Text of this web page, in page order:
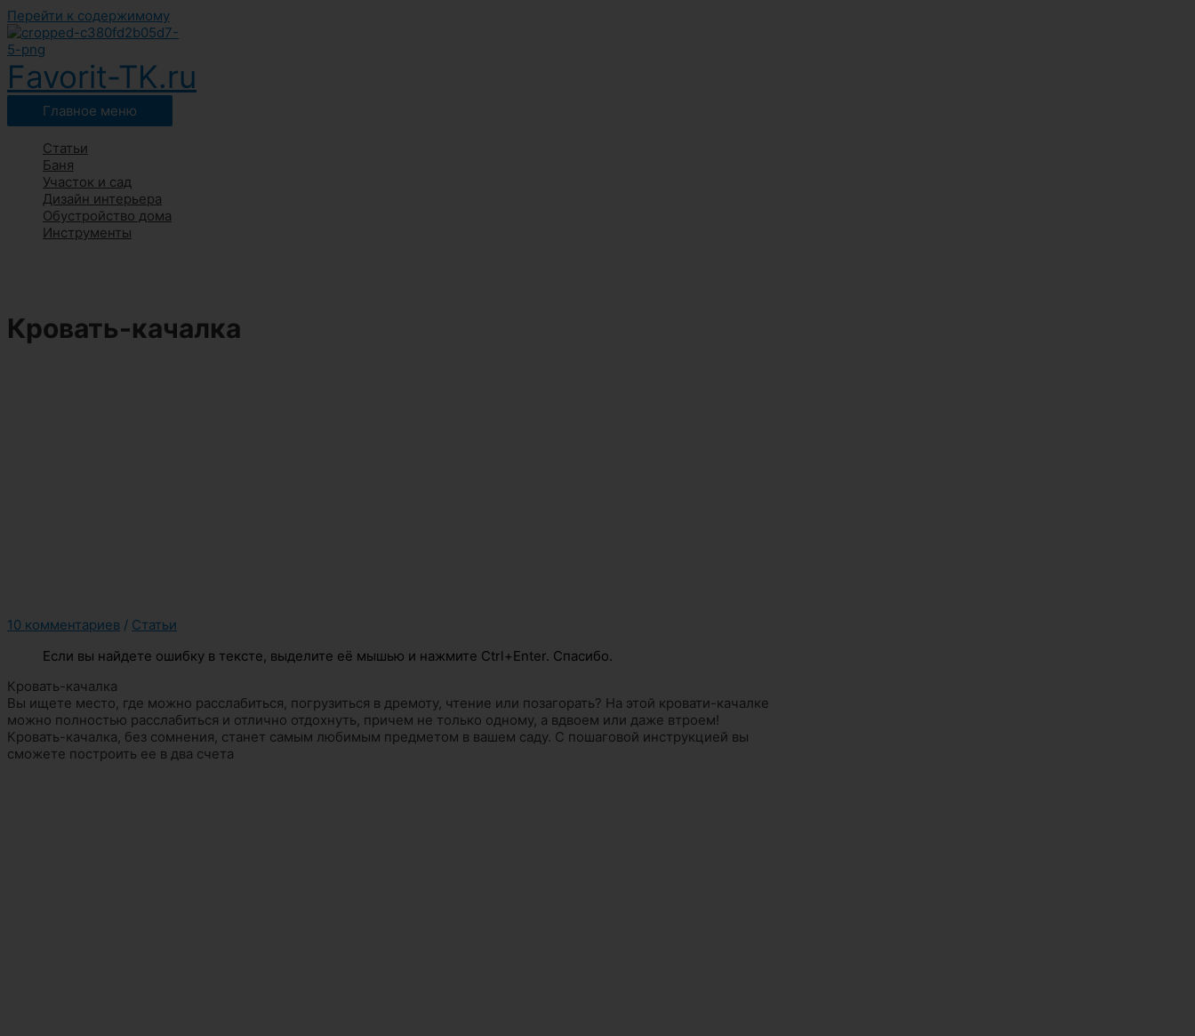
Перейти к содержимому
Favorit-TK.ru
Главное меню
Статьи
Баня
Участок и сад
Дизайн интерьера
Обустройство дома
Инструменты
Кровать-качалка
10 комментариев / Статьи
Если вы найдете ошибку в тексте, выделите её мышью и нажмите Ctrl+Enter. Спасибо.
Кровать-качалка
Вы ищете место, где можно расслабиться, погрузиться в дремоту, чтение или позагорать? На этой кровати-качалке
можно полностью расслабиться и отлично отдохнуть, причем не только одному, а вдвоем или даже втроем!
Кровать-качалка, без сомнения, станет самым любимым предметом в вашем саду. С пошаговой инструкцией вы
сможете построить ее в два счета